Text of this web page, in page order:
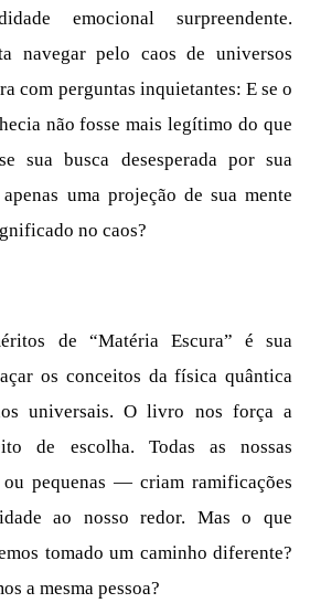
emocional surpreendente.
navegar pelo caos de universos
com perguntas inquietantes: E se o
não fosse mais legítimo do que
sua busca desesperada por sua
uma projeção de sua mente
no caos?
de “Matéria Escura” é sua
os conceitos da física quântica
universais. O livro nos força a
de escolha. Todas as nossas
pequenas — criam ramificações
ao nosso redor. Mas o que
tomado um caminho diferente?
a mesma pessoa?